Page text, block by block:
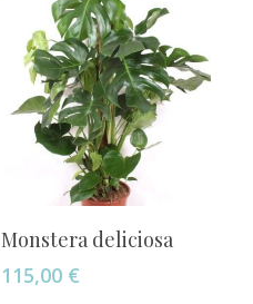
Añadir Al Carrito
Monstera deliciosa
115,00 €